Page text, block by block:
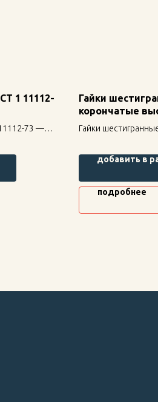
1 11112-
73 —
высокая
Гайки
корончатые
33044-80
Гайки
крепление для
конструкций,
долговечность.
добавить в
подробнее